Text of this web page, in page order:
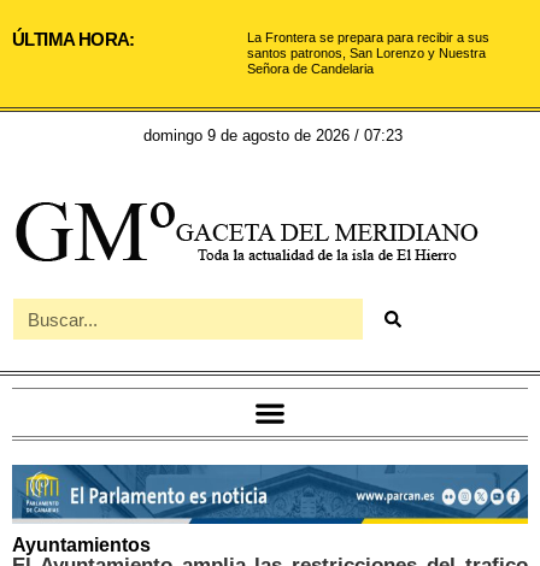
ÚLTIMA HORA:
La Frontera se prepara para recibir a sus
santos patronos, San Lorenzo y Nuestra
Señora de Candelaria
domingo 9 de agosto de 2026 / 07:23
Ayuntamientos